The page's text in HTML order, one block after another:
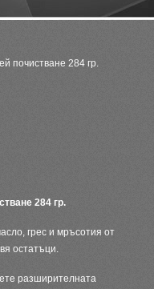
почистване 284 гр.
284 гр.
грес и мръсотия от
остатъци.
разширителната